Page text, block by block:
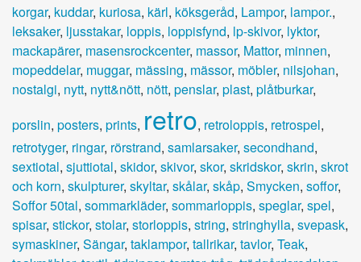
korgar, kuddar, kuriosa, kärl, köksgeråd, Lampor, lampor.,
leksaker, ljusstakar, loppis, loppisfynd, lp-skivor, lyktor,
mackapärer, masensrockcenter, massor, Mattor, minnen,
mopeddelar, muggar, mässing, mässor, möbler, nilsjohan,
nostalgi, nytt, nytt&nött, nött, penslar, plast, plåtburkar,
porslin, posters, prints, retro, retroloppis, retrospel,
retrotyger, ringar, rörstrand, samlarsaker, secondhand,
sextiotal, sjuttiotal, skidor, skivor, skor, skridskor, skrin, skrot
och korn, skulpturer, skyltar, skålar, skåp, Smycken, soffor,
Soffor 50tal, sommarkläder, sommarloppis, speglar, spel,
spisar, stickor, stolar, storloppis, string, stringhylla, svepask,
symaskiner, Sängar, taklampor, tallrikar, tavlor, Teak,